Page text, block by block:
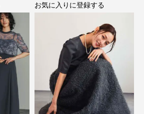
お気に入りに登録する